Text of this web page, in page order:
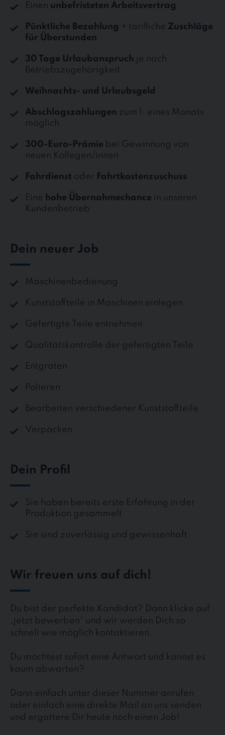
Einen unbefristeten Arbeitsvertrag
Pünktliche Bezahlung + tarifliche Zuschläge
für Überstunden
30 Tage Urlaubanspruch je nach
Betriebszugehörigkeit
Weihnachts- und Urlaubsgeld
Abschlagszahlungen zum 1. eines Monats
möglich
300-Euro-Prämie bei Gewinnung von
neuen Kollegen/innen
Fahrdienst oder Fahrtkostenzuschuss
Eine hohe Übernahmechance in unseren
Kundenbetrieb
Dein neuer Job
Maschinenbedienung
Kunststoffteile in Maschinen einlegen
Gefertigte Teile entnehmen
Qualitätskontrolle der gefertigten Teile
Entgraten
Polieren
Bearbeiten verschiedener Kunststoffteile
Verpacken
Dein Profil
Sie haben bereits erste Erfahrung in der
Produktion gesammelt
Sie sind zuverlässig und gewissenhaft
Wir freuen uns auf dich!
Du bist der perfekte Kandidat? Dann klicke auf
„jetzt bewerben“ und wir werden Dich so
schnell wie möglich kontaktieren.
Du möchtest sofort eine Antwort und kannst es
kaum abwarten?
Dann einfach unter dieser Nummer anrufen
oder einfach eine direkte Mail an uns senden
und ergattere Dir heute noch einen Job!